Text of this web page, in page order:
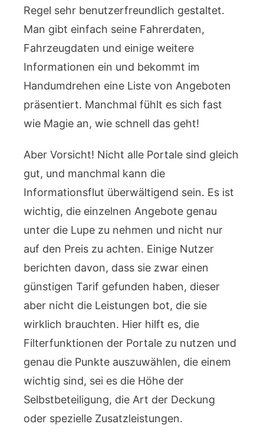
Regel sehr benutzerfreundlich gestaltet.
Man gibt einfach seine Fahrerdaten,
Fahrzeugdaten und einige weitere
Informationen ein und bekommt im
Handumdrehen eine Liste von Angeboten
präsentiert. Manchmal fühlt es sich fast
wie Magie an, wie schnell das geht!
Aber Vorsicht! Nicht alle Portale sind gleich
gut, und manchmal kann die
Informationsflut überwältigend sein. Es ist
wichtig, die einzelnen Angebote genau
unter die Lupe zu nehmen und nicht nur
auf den Preis zu achten. Einige Nutzer
berichten davon, dass sie zwar einen
günstigen Tarif gefunden haben, dieser
aber nicht die Leistungen bot, die sie
wirklich brauchten. Hier hilft es, die
Filterfunktionen der Portale zu nutzen und
genau die Punkte auszuwählen, die einem
wichtig sind, sei es die Höhe der
Selbstbeteiligung, die Art der Deckung
oder spezielle Zusatzleistungen.